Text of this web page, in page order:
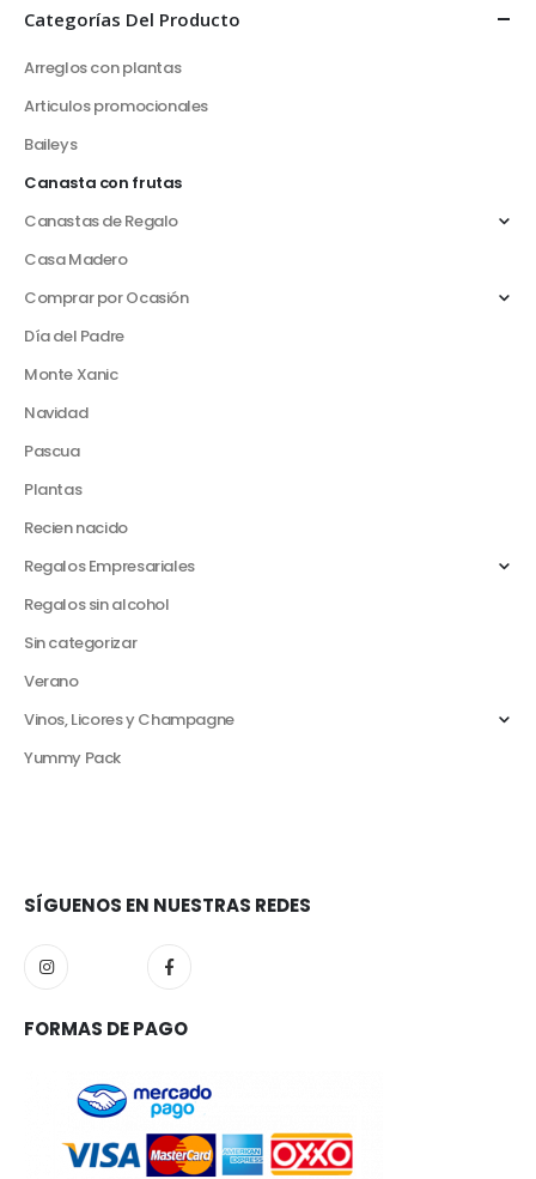
Categorías Del Producto
Arreglos con plantas
Articulos promocionales
Baileys
Canasta con frutas
Canastas de Regalo
Casa Madero
Comprar por Ocasión
Día del Padre
Monte Xanic
Navidad
Pascua
Plantas
Recien nacido
Regalos Empresariales
Regalos sin alcohol
Sin categorizar
Verano
Vinos, Licores y Champagne
Yummy Pack
SÍGUENOS EN NUESTRAS REDES
FORMAS DE PAGO